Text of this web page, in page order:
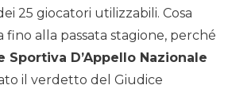
25 giocatori utilizzabili. Cosa
fino alla passata stagione, perché
Sportiva D’Appello Nazionale
il verdetto del Giudice